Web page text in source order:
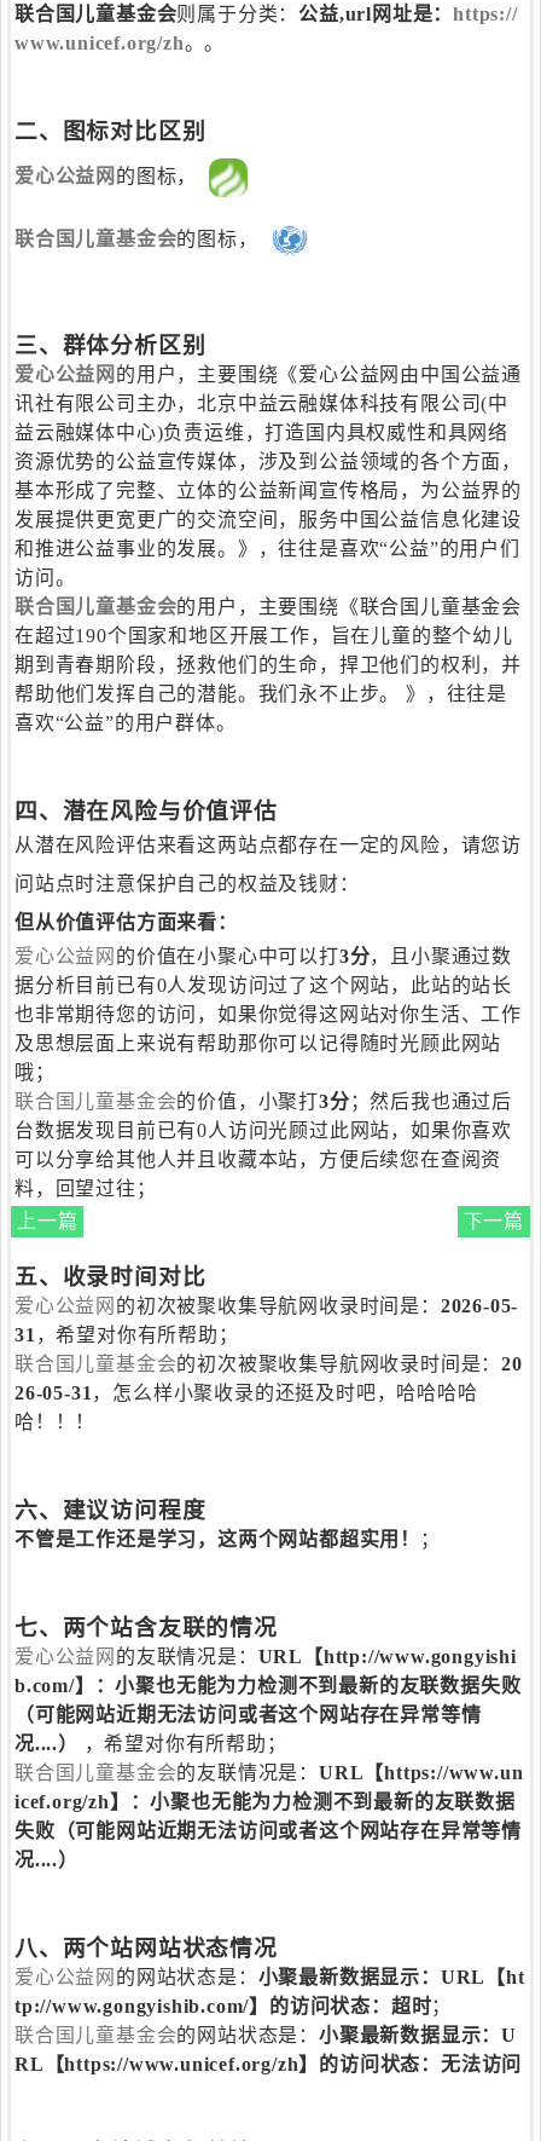
上一篇 下一篇
联合国儿童基金会则属于分类： 公益,url网址是：https://
www.unicef.org/zh。。
二、图标对比区别
爱心公益网 的图标，
联合国儿童基金会的图标，
三、群体分析区别
爱心公益网 的用户，主要围绕《爱心公益网由中国公益通
讯社有限公司主办，北京中益云融媒体科技有限公司(中
益云融媒体中心)负责运维，打造国内具权威性和具网络
资源优势的公益宣传媒体，涉及到公益领域的各个方面，
基本形成了完整、立体的公益新闻宣传格局，为公益界的
发展提供更宽更广的交流空间，服务中国公益信息化建设
和推进公益事业的发展。》，往往是喜欢“公益”的用户们
访问。
联合国儿童基金会的用户，主要围绕《联合国儿童基金会
在超过190个国家和地区开展工作，旨在儿童的整个幼儿
期到青春期阶段，拯救他们的生命，捍卫他们的权利，并
帮助他们发挥自己的潜能。我们永不止步。 》，往往是
喜欢“公益”的用户群体。
四、潜在风险与价值评估
从潜在风险评估来看这两站点都存在一定的风险，请您访
问站点时注意保护自己的权益及钱财：
但从价值评估方面来看：
爱心公益网 的价值在小聚心中可以打3分，且小聚通过数
据分析目前已有0人发现访问过了这个网站，此站的站长
也非常期待您的访问，如果你觉得这网站对你生活、工作
及思想层面上来说有帮助那你可以记得随时光顾此网站
哦；
联合国儿童基金会的价值，小聚打3分 ；然后我也通过后
台数据发现目前已有0人访问光顾过此网站，如果你喜欢
可以分享给其他人并且收藏本站，方便后续您在查阅资
料，回望过往；
五、收录时间对比
爱心公益网 的初次被聚收集导航网收录时间是： 2026-05-
31 ，希望对你有所帮助；
联合国儿童基金会的初次被聚收集导航网收录时间是：20
26-05-31 ，怎么样小聚收录的还挺及时吧，哈哈哈哈
哈！！！
六、建议访问程度
不管是工作还是学习，这两个网站都超实用！ ；
七、两个站含友联的情况
爱心公益网 的友联情况是： URL【http://www.gongyishi
b.com/】：小聚也无能为力检测不到最新的友联数据失败
（可能网站近期无法访问或者这个网站存在异常等情
况....）
，希望对你有所帮助；
联合国儿童基金会的友联情况是：URL【https://www.un
icef.org/zh】：小聚也无能为力检测不到最新的友联数据
失败（可能网站近期无法访问或者这个网站存在异常等情
况....）
八、两个站网站状态情况
爱心公益网 的网站状态是： 小聚最新数据显示：URL【ht
tp://www.gongyishib.com/】的访问状态：超时；
联合国儿童基金会的网站状态是：小聚最新数据显示：U
RL【https://www.unicef.org/zh】的访问状态：无法访问